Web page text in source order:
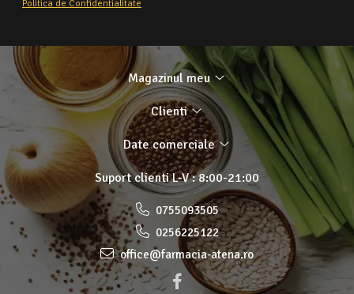
Politica de Confidentialitate
Magazinul meu
Clienti
Date comerciale
Suport clientiL-V : 8:00-21:00
0755093505
0256225122
office@farmacia-atena.ro